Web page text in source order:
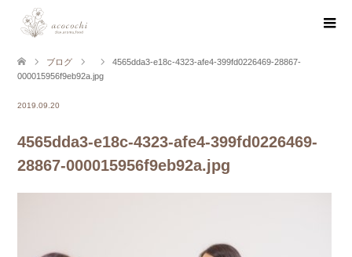
ブログ
4565dda3-e18c-4323-afe4-399fd0226469-28867-
000015956f9eb92a.jpg
2019.09.20
4565dda3-e18c-4323-afe4-399fd0226469-
28867-000015956f9eb92a.jpg